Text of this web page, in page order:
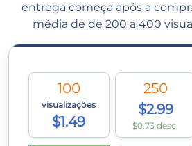
entrega começa após a
média de de 200 a 400
100
visualizações
$1.49
250
$2.99
$0.73 desc.